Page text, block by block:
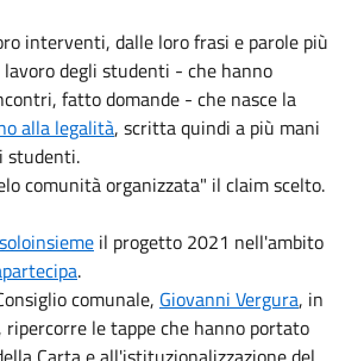
interventi, dalle loro frasi e parole più
degli studenti - che hanno
fatto domande - che nasce la
alla legalità, scritta quindi a più mani
studenti.
comunità organizzata" il claim scelto.
il progetto 2021 nell'ambito
.
comunale, Giovanni Vergura, in
le tappe che hanno portato